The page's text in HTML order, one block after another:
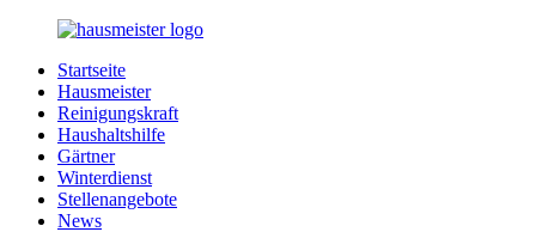
Zurück
Inhalt
Hausmeister.de
Alles
rund
Ihren
Haushalt
Startseite
Hausmeister
Reinigungskraft
Haushaltshilfe
Gärtner
Winterdienst
Stellenangebote
News